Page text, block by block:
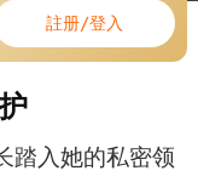
註册/登入
踏入她的私密领